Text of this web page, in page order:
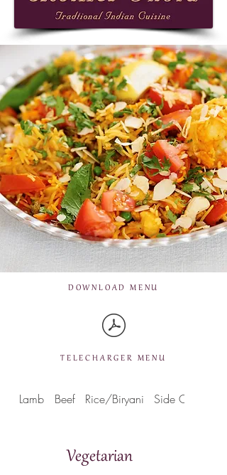
DOWNLOAD MENU
TELECHARGER MENU
Lamb Beef Rice/Biryani Side Orders
Vegetarian